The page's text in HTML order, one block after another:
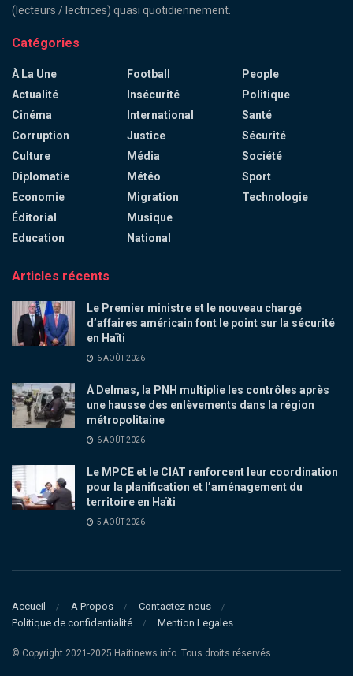
(lecteurs / lectrices) quasi quotidiennement.
Catégories
À La Une
Actualité
Cinéma
Corruption
Culture
Diplomatie
Economie
Éditorial
Education
Football
Insécurité
International
Justice
Média
Météo
Migration
Musique
National
People
Politique
Santé
Sécurité
Société
Sport
Technologie
Articles récents
Le Premier ministre et le nouveau chargé
d’affaires américain font le point sur la sécurité
en Haïti
6 AOÛT 2026
À Delmas, la PNH multiplie les contrôles après
une hausse des enlèvements dans la région
métropolitaine
6 AOÛT 2026
Le MPCE et le CIAT renforcent leur coordination
pour la planification et l’aménagement du
territoire en Haïti
5 AOÛT 2026
Accueil A Propos
Contactez-nous
Politique de confidentialité
Mention Legales
© Copyright 2021-2025 Haitinews.info. Tous droits réservés